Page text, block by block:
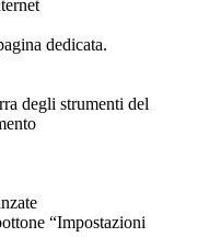
dedicata.
degli strumenti del
“Impostazioni